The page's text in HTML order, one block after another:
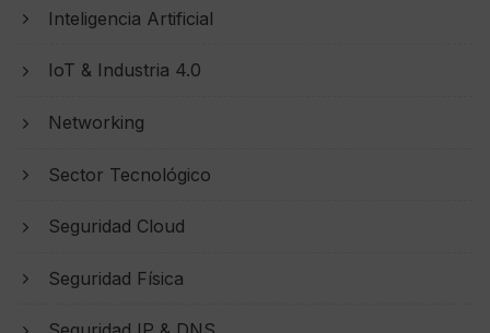
Inteligencia Artificial
IoT & Industria 4.0
Networking
Sector Tecnológico
Seguridad Cloud
Seguridad Física